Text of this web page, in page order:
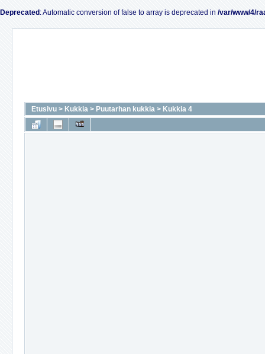
Deprecated : Automatic conversion of false to array is deprecated in /var/www/4/
Etusivu > Kukkia > Puutarhan kukkia > Kukkia 4